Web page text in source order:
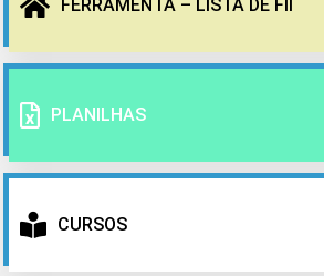
FERRAMENTA – LISTA DE FII
PLANILHAS
CURSOS